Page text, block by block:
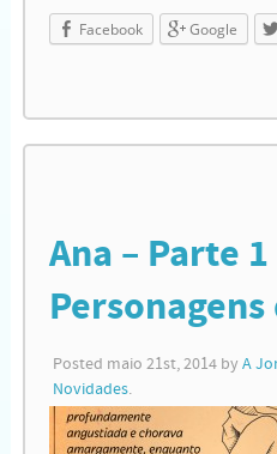
Facebook Google
Ana – Parte 1
Posted maio 21st, 2014by A
Novidades.